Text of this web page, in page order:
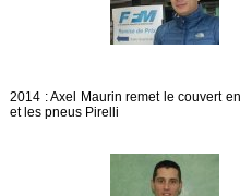
2014 : Axel Maurin remet le couvert
et les pneus Pirelli